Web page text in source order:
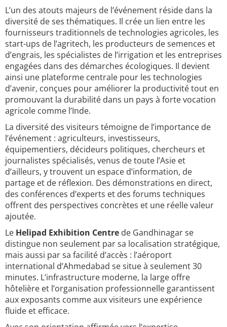
L’un des atouts majeurs de l’événement réside dans la
diversité de ses thématiques. Il crée un lien entre les
fournisseurs traditionnels de technologies agricoles, les
start-ups de l’agritech, les producteurs de semences et
d’engrais, les spécialistes de l’irrigation et les entreprises
engagées dans des démarches écologiques. Il devient
ainsi une plateforme centrale pour les technologies
d’avenir, conçues pour améliorer la productivité tout en
promouvant la durabilité dans un pays à forte vocation
agricole comme l’Inde.
La diversité des visiteurs témoigne de l’importance de
l’événement : agriculteurs, investisseurs,
équipementiers, décideurs politiques, chercheurs et
journalistes spécialisés, venus de toute l’Asie et
d’ailleurs, y trouvent un espace d’information, de
partage et de réflexion. Des démonstrations en direct,
des conférences d’experts et des forums techniques
offrent des perspectives concrètes et une réelle valeur
ajoutée.
Le Helipad Exhibition Centre de Gandhinagar se
distingue non seulement par sa localisation stratégique,
mais aussi par sa facilité d’accès : l’aéroport
international d’Ahmedabad se situe à seulement 30
minutes. L’infrastructure moderne, la large offre
hôtelière et l’organisation professionnelle garantissent
aux exposants comme aux visiteurs une expérience
fluide et efficace.